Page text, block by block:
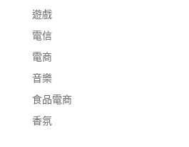
遊戲
電信
電商
音樂
食品電商
香氛